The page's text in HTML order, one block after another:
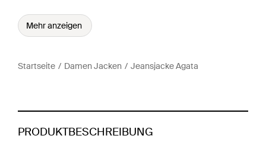
Mehr anzeigen
Startseite Damen Jacken Jeansjacke Agata
PRODUKTBESCHREIBUNG